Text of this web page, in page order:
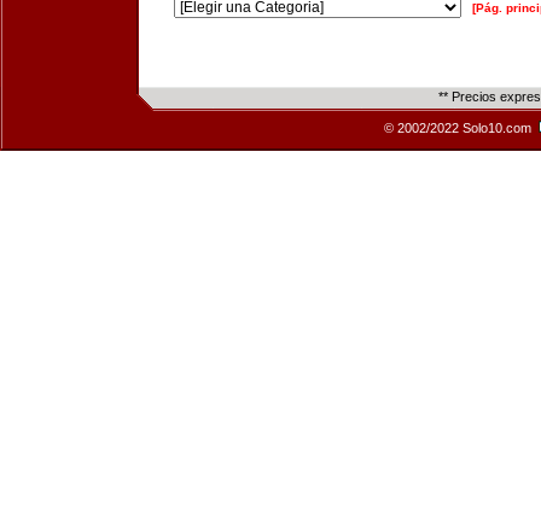
[Pág.
** Precios
© 2002/2022 Solo10.com